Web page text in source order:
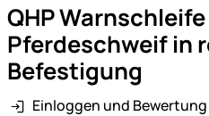
QHP
Pferdeschweif in
Befestigung
Einloggen und